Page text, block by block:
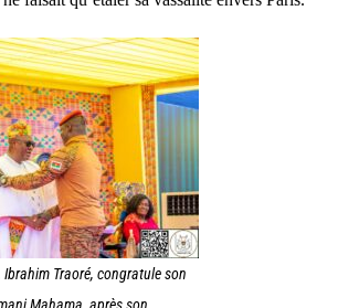
Traoré, congratule son
Mahama, après son